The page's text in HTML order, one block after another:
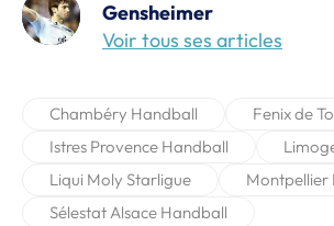
Gensheimer
Voir tous ses articles
Chambéry Handball
Fenix de
Istres Provence Handball
Liqui Moly Starligue
Montpellier
Sélestat Alsace Handball